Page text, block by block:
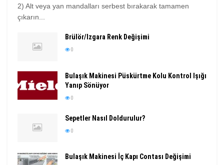
2) Alt veya yan mandalları serbest bırakarak tamamen
çıkarın...
Brülör/Izgara Renk Değişimi
0
Bulaşık Makinesi Püskürtme Kolu Kontrol Işığı
Yanıp Sönüyor
0
Sepetler Nasıl Doldurulur?
0
Bulaşık Makinesi İç Kapı Contası Değişimi